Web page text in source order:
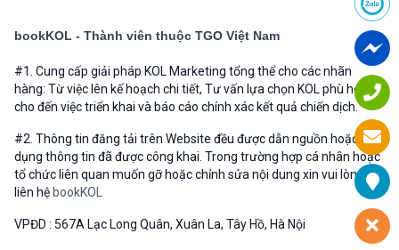
bookKOL - Thành viên thuộc TGO Việt Nam
#1. Cung cấp giải pháp KOL Marketing tổng thể cho các nhãn
hàng: Từ việc lên kế hoạch chi tiết, Tư vấn lựa chọn KOL phù hợp
cho đến việc triển khai và báo cáo chính xác kết quả chiến dịch.
#2. Thông tin đăng tải trên Website đều được dẫn nguồn hoặc sử
dụng thông tin đã được công khai. Trong trường hợp cá nhân hoặc
tổ chức liên quan muốn gỡ hoặc chỉnh sửa nội dung xin vui lòng
liên hệbookKOL
VPĐD : 567A Lạc Long Quân, Xuân La, Tây Hồ, Hà Nội